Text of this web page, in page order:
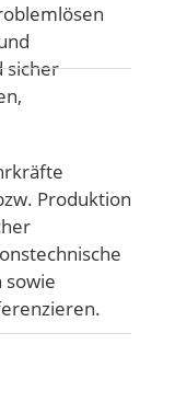
sicher
Produktion
sowie